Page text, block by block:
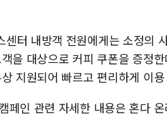
센터 내방객 전원에게는 소정의
을 대상으로 커피 쿠폰을 증정
지원되어 빠르고 편리하게 이
페인 관련 자세한 내용은 혼다